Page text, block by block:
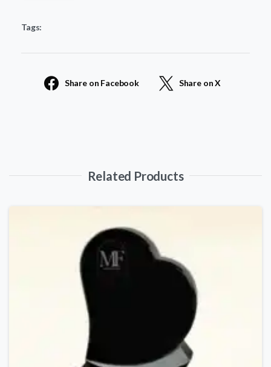
Copii
quantity
Tags:
Share on Facebook Share on X
Related Products